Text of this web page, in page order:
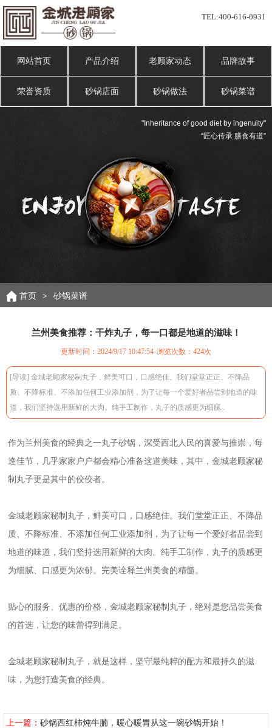
TEL:400-616-0931
网站首页 产品介绍 老顾家动态 品牌故事
荣誉资质 砂锅店面 砂锅做法 砂锅菜谱
"Inheritance of good diet by ingenuity"
“匠心传承 膳食有道”
首页 > 砂锅菜谱
兰州美食推荐：干炸丸子，每一口都是地道的滋味！
更新时间：2024/9/17 10:47:54 浏览次数： 424次
[导读] 金城老顾家秘制丸子，鲜美可口，口感绝佳。我们堂堂正正、不降品
质、不降标准、不添加任何工业添加剂，为了让每一个爱好者品尝到地道的味
道，我们坚持选用新鲜的大肉。纯手工制作，丸子的质感更为细腻..
作为兰州美食的经典之一丸子砂锅，深受西北人民的喜爱与推崇，每
逢佳节，几乎家家户户都会精心准备这道美味，其中，金城老顾家秘
制丸子更是其中的佼佼者。
金城老顾家秘制丸子，鲜美可口，口感绝佳。我们堂堂正正、不降品
质、不降标准、不添加任何工业添加剂，为了让每一个爱好者品尝到
地道的味道，我们坚持选用新鲜的大肉。纯手工制作，丸子的质感更
为细腻、口感更为浓郁。完美诠释兰州美食的精髓。
贴心的服务、优惠的价格，金城老顾家秘制丸子，绝对是您品尝美食
的首选，让您的味蕾得到满足。
金城老顾家秘制丸子，就是这样，坚守最纯粹的配方和最持久的滋
味，为您打造美食的经典。
上一篇：砂锅西红柿炖牛腩，暖心暖胃从这一碗砂锅开始！